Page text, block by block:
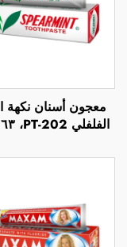
معجون أسنان نكهة
الفلفلي PT-202، ٦٣ جرامًا